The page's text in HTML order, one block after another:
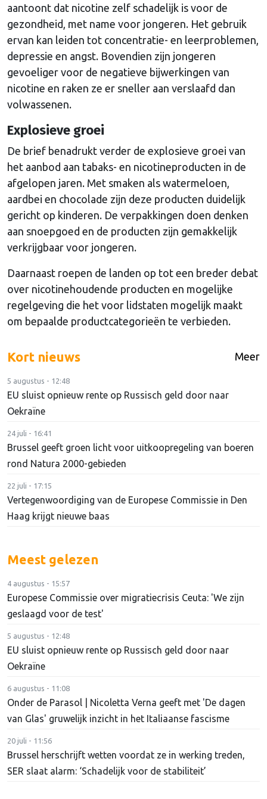
aantoont dat nicotine zelf schadelijk is voor de
gezondheid, met name voor jongeren. Het gebruik
ervan kan leiden tot concentratie- en leerproblemen,
depressie en angst. Bovendien zijn jongeren
gevoeliger voor de negatieve bijwerkingen van
nicotine en raken ze er sneller aan verslaafd dan
volwassenen.
Explosieve groei
De brief benadrukt verder de explosieve groei van
het aanbod aan tabaks- en nicotineproducten in de
afgelopen jaren. Met smaken als watermeloen,
aardbei en chocolade zijn deze producten duidelijk
gericht op kinderen. De verpakkingen doen denken
aan snoepgoed en de producten zijn gemakkelijk
verkrijgbaar voor jongeren.
Daarnaast roepen de landen op tot een breder debat
over nicotinehoudende producten en mogelijke
regelgeving die het voor lidstaten mogelijk maakt
om bepaalde productcategorieën te verbieden.
Kort nieuws Meer
5 augustus - 12:48
EU sluist opnieuw rente op Russisch geld door naar
Oekraïne
24 juli - 16:41
Brussel geeft groen licht voor uitkoopregeling van boeren
rond Natura 2000-gebieden
22 juli - 17:15
Vertegenwoordiging van de Europese Commissie in Den
Haag krijgt nieuwe baas
Meest gelezen
4 augustus - 15:57
Europese Commissie over migratiecrisis Ceuta: 'We zijn
geslaagd voor de test'
5 augustus - 12:48
EU sluist opnieuw rente op Russisch geld door naar
Oekraïne
6 augustus - 11:08
Onder de Parasol | Nicoletta Verna geeft met 'De dagen
van Glas' gruwelijk inzicht in het Italiaanse fascisme
20 juli - 11:56
Brussel herschrijft wetten voordat ze in werking treden,
SER slaat alarm: ‘Schadelijk voor de stabiliteit’